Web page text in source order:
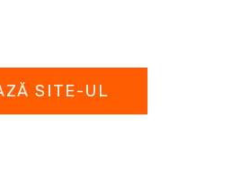
SITE-UL